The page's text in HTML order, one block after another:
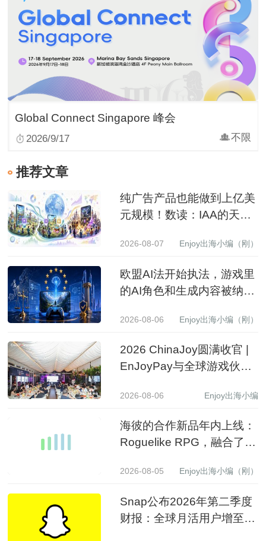
Global Connect Singapore 峰会
2026/9/17 不限
推荐文章
纯广告产品也能做到上亿美
元规模！数读：IAA的天花
2026-08-07 Enjoy出海小编（刚）
欧盟AI法开始执法，游戏里
的AI角色和生成内容被纳入
2026-08-06 Enjoy出海小编（刚）
2026 ChinaJoy圆满收官 |
EnJoyPay与全球游戏伙伴
2026-08-06 Enjoy出海小编
海彼的合作新品年内上线：
Roguelike RPG，融合了
2026-08-05 Enjoy出海小编（刚）
Snap公布2026年第二季度
财报：全球月活用户增至